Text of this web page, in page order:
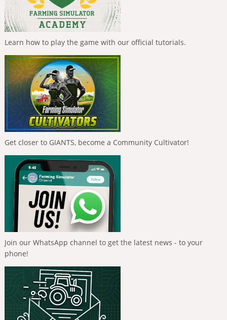
Learn how to play the game with our official tutorials.
Get closer to GIANTS, become a Community Cultivator!
Join our WhatsApp channel to get the latest news - to your
phone!